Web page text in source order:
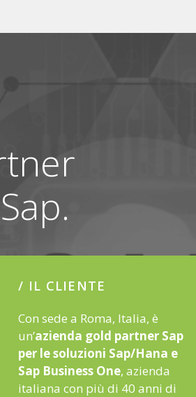
/ IL CLIENTE
Con sede a Roma, Italia, è
un’azienda gold partner Sap
per le soluzioni Sap/Hana e
Sap Business One, azienda
italiana con più di 40 anni di